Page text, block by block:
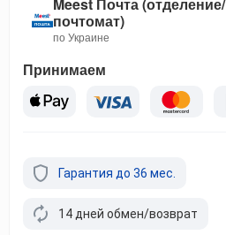
Meest Почта (отделение/
почтомат)
по Украине
Принимаем
Гарантия до 36 мес.
14 дней обмен/возврат